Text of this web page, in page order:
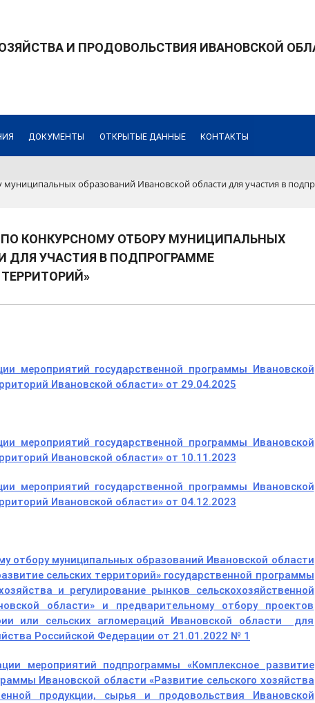
И ПРОДОВОЛЬСТВИЯ ИВАНОВСКОЙ
ДОКУМЕНТЫ ОТКРЫТЫЕ ДАННЫЕ КОНТАКТЫ
образований Ивановской области для участия в
КОНКУРСНОМУ ОТБОРУ МУНИЦИПАЛЬНЫХ
ДЛЯ УЧАСТИЯ В ПОДПРОГРАММЕ
мероприятий государственной программы Ивановской
Ивановской области» от 29.04.2025
мероприятий государственной программы Ивановской
Ивановской области» от 10.11.2023
мероприятий государственной программы Ивановской
Ивановской области» от 04.12.2023
отбору муниципальных образований Ивановской области
сельских территорий» государственной программы
и регулирование рынков сельскохозяйственной
области» и предварительному отбору проектов
или сельских агломераций Ивановской области для
Российской Федерации от 21.01.2022 № 1
мероприятий подпрограммы «Комплексное развитие
Ивановской области «Развитие сельского хозяйства
продукции, сырья и продовольствия Ивановской